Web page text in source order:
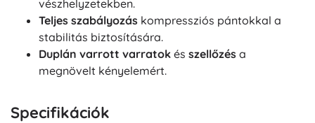
vészhelyzetekben.
Teljes szabályozás kompressziós pántokkal a
stabilitás biztosítására.
Duplán varrott varratok és szellőzés a
megnövelt kényelemért.
Specifikációk